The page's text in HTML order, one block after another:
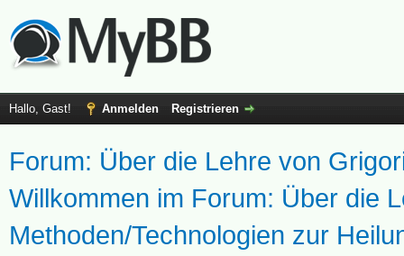
Hallo, Gast! Anmelden Registrieren
Forum: Über die Lehre von
Willkommen im Forum: Über die
Methoden/Technologien zur